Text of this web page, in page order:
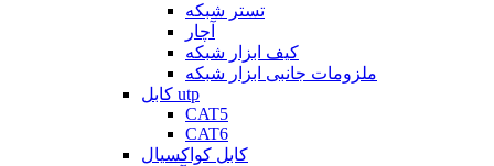
تستر شبکه
آچار
کیف ابزار شبکه
ملزومات جانبی ابزار شبکه
کابل utp
CAT5
CAT6
کابل کواکسیال